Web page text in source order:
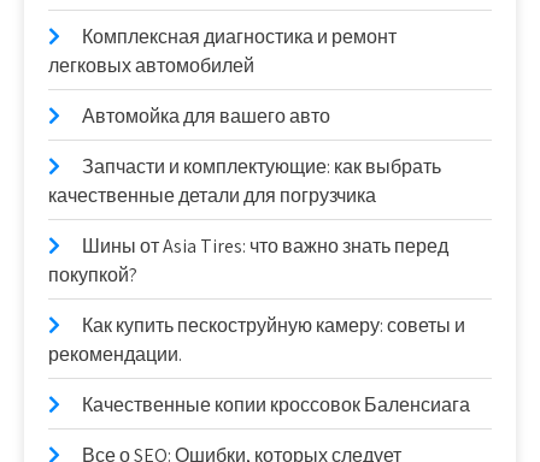
Комплексная диагностика и ремонт
легковых автомобилей
Автомойка для вашего авто
Запчасти и комплектующие: как выбрать
качественные детали для погрузчика
Шины от Asia Tires: что важно знать перед
покупкой?
Как купить пескоструйную камеру: советы и
рекомендации.
Качественные копии кроссовок Баленсиага
Все о SEO: Ошибки, которых следует